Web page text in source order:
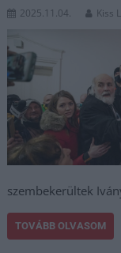
2025.11.04. Kiss
szembekerültek
TOVÁBB OLVASOM